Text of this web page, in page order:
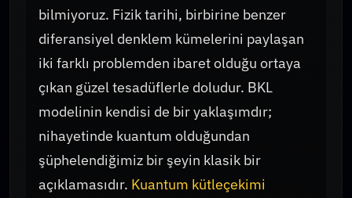
bilmiyoruz. Fizik tarihi, birbirine benzer
diferansiyel denklem kümelerini paylaşan
iki farklı problemden ibaret olduğu ortaya
çıkan güzel tesadüflerle doludur. BKL
modelinin kendisi de bir yaklaşımdır;
nihayetinde kuantum olduğundan
şüphelendiğimiz bir şeyin klasik bir
açıklamasıdır. Kuantum kütleçekimi